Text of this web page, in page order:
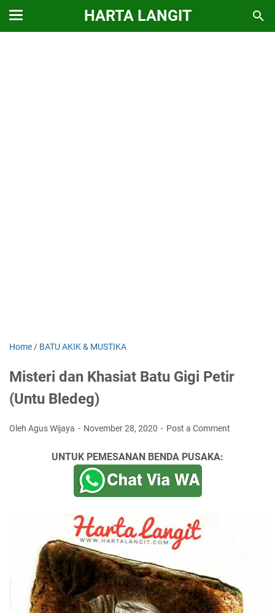
HARTA LANGIT
Home / BATU AKIK & MUSTIKA
Misteri dan Khasiat Batu Gigi Petir
(Untu Bledeg)
Oleh Agus Wijaya November 28, 2020 Post a Comment
UNTUK PEMESANAN BENDA PUSAKA: